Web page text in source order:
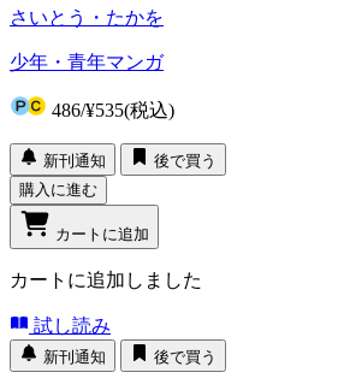
さいとう・たかを
少年・青年マンガ
486/¥535(税込)
新刊通知
後で買う
購入に進む
カートに追加
カートに追加しました
試し読み
新刊通知 後で買う